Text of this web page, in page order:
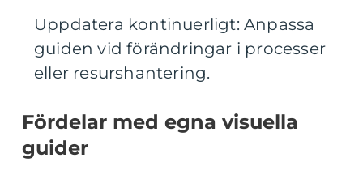
Uppdatera kontinuerligt: Anpassa
guiden vid förändringar i processer
eller resurshantering.
Fördelar med egna visuella
guider